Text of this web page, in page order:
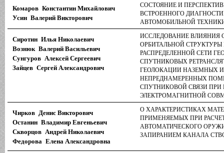
Комаров Константин Михайлович
Усин Валерий Викторович
СОСТОЯНИЕ И
ВСТРОЕННОГО
АВТОМОБИЛЬНОЙ
Сиротин Илья Николаевич
Вознюк Валерий Васильевич
Сунгуров Алексей Сергеевич
Зайцев Сергей Александрович
ИССЛЕДОВАНИЕ
ОРБИТАЛЬНОЙ
РАСПРЕДЕЛЕННОЙ СЕТИ
СПУТНИКОВЫХ
ГЕОЛОКАЦИИ НАЗЕМНЫХ
НЕПРЕДНАМЕРЕННЫХ
СПУТНИКОВОЙ СВЯЗИ ПРИ
ЭЛЕКТРОМАГНИТНОЙ
Чирков Денис Викторович
Останин Владимир Евгеньевич
Скворцов Андрей Николаевич
Федорова Елена Александровна
О ХАРАКТЕРИСТИКАХ
ПРИМЕНЯЕМЫХ ПРИ
АВТОМАТИЧЕСКОГО
ЗАПИРАНИЕМ КАНАЛА